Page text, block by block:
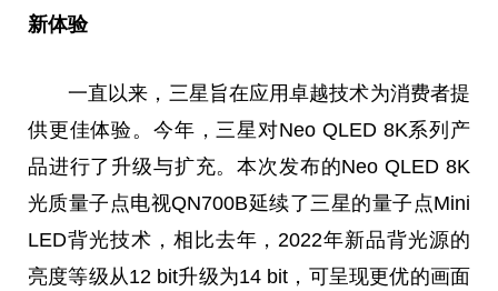
新体验
一直以来，三星旨在应用卓越技术为消费者提
供更佳体验。今年，三星对Neo QLED 8K系列产
品进行了升级与扩充。本次发布的Neo QLED 8K
光质量子 点电视QN700B延续了三星的量子 点Mini
LED背光技术，相比去年，2022年新品背光源的
亮度等级从12 bit升级为14 bit，可呈现更优的画面